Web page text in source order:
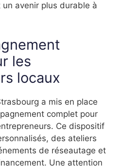
avenir plus durable à
les
locaux
a mis en place
complet pour
Ce dispositif
des ateliers
de réseautage et
Une attention